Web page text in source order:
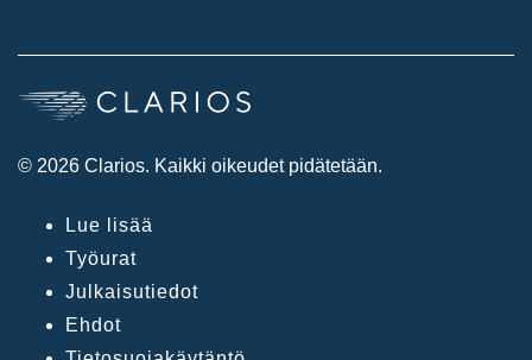
© 2026 Clarios. Kaikki oikeudet pidätetään.
Lue lisää
Työurat
Julkaisutiedot
Ehdot